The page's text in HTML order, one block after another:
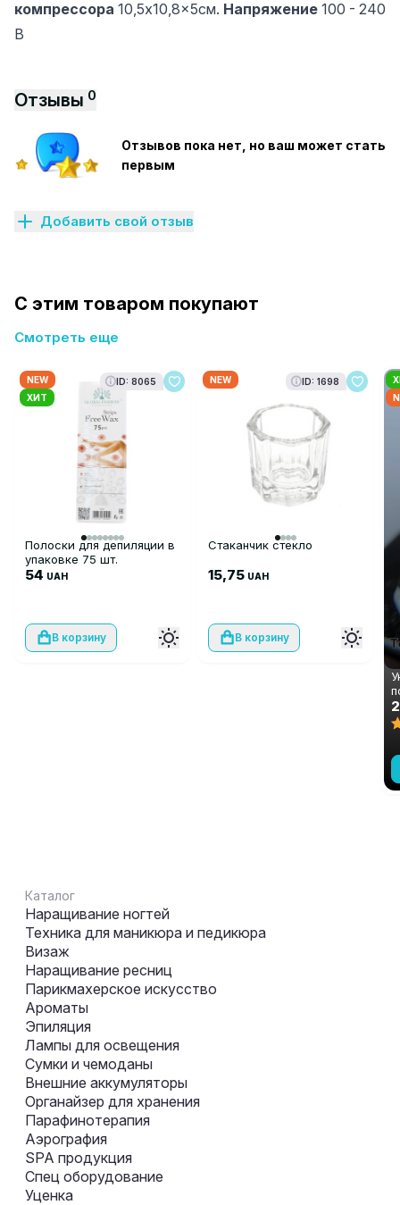
компрессора 10,5x10,8x5см. Напряжение 100 - 240
В
Отзывы 0
Отзывов пока нет, но ваш может стать
первым
Добавить свой отзыв
С этим товаром покупают
Смотреть еще
NEW
ХИТ
ID: 8065
Полоски для депиляции в
упаковке 75 шт.
54 UAH
В корзину
NEW ID: 1698
Стаканчик стекло
15,75 UAH
В корзину
Каталог
Наращивание ногтей
Техника для маникюра и педикюра
Визаж
Наращивание ресниц
Парикмахерское искусство
Ароматы
Эпиляция
Лампы для освещения
Сумки и чемоданы
Внешние аккумуляторы
Органайзер для хранения
Парафинотерапия
Аэрография
SPA продукция
Спец оборудование
Уценка